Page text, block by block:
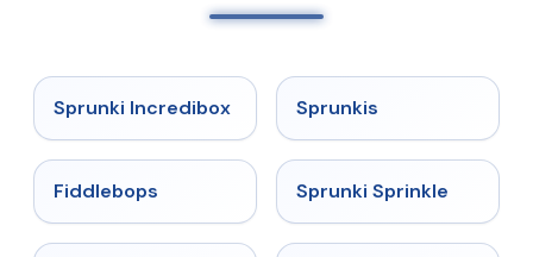
★ 4.8
Sprunki Incredibox Sprunkis
Fiddlebops ★
Sprunki Sprinkle